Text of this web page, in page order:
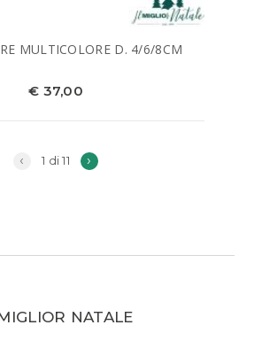
MULTICOLORE D. 4/6/8CM
€ 37,00
‹ 1 di 11 ›
NATALE